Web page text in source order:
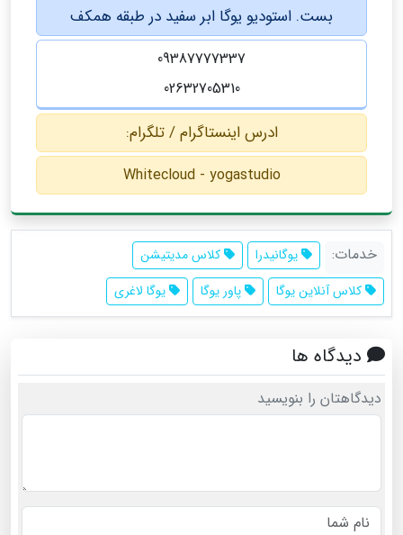
بست. استوديو يوگا ابر سفيد در طبقه همكف
09387777337
02632705310
ادرس اينستاگرام / تلگرام:
Whitecloud - yogastudio
خدمات: یوگانیدرا
کلاس مدیتیشن
کلاس آنلاین یوگا
پاور یوگا یوگا لاغری
دیدگاه ها
دیدگاهتان را بنویسید